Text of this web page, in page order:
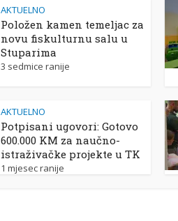
AKTUELNO
Položen kamen temeljac za
novu fiskulturnu salu u
Stuparima
3 sedmice ranije
AKTUELNO
Potpisani ugovori: Gotovo
600.000 KM za naučno-
istraživačke projekte u TK
1 mjesec ranije